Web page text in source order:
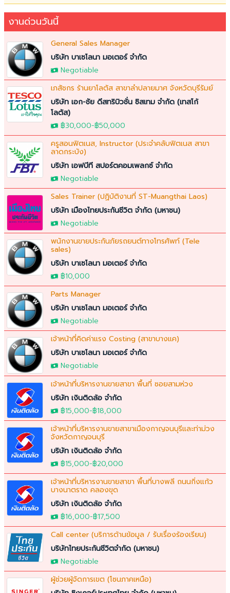
งานด่วนวันนี้
General Sales Manager
บริษัท บาเซโลนา มอเตอร์ จำกัด
Negotiable
เภสัชกร ร้านยาโลตัส สาขาลำปลายมาศ จังหวัดบุรีรัมย์
บริษัท เอก-ชัย ดีสทริบิวชั่น ซิสเทม จำกัด (เทสโก้
โลตัส)
฿30,000-฿50,000
ครูสอนฟิตเนส, Instructor (ประจำคลับฟิตเนส สาขา
ลาดกระบัง)
บริษัท เอฟบีที สปอร์ตคอมเพลกซ์ จำกัด
Negotiable
Sales Trainer (ปฏิบัติงานที่ ST-Muangthai Laos)
บริษัท เมืองไทยประกันชีวิต จำกัด (มหาชน)
Negotiable
พนักงานขายประกันภัยรถยนต์ทางโทรศัพท์ (Tele
sales)
บริษัท บาเซโลนา มอเตอร์ จำกัด
฿10,000
Parts Manager
บริษัท บาเซโลนา มอเตอร์ จำกัด
Negotiable
เจ้าหน้าที่คิดค่าแรง Costing (สาขาบางแค)
บริษัท บาเซโลนา มอเตอร์ จำกัด
Negotiable
เจ้าหน้าที่บริหารงานขายสาขา พื้นที่ ซอยสามห่วง
บริษัท เงินติดล้อ จำกัด
฿15,000-฿18,000
เจ้าหน้าที่บริหารงานขายสาขาเมืองกาญจนบุรีและท่าม่วง
จังหวัดกาญจนบุรี
บริษัท เงินติดล้อ จำกัด
฿15,000-฿20,000
เจ้าหน้าที่บริหารงานขายสาขา พื้นที่บางพลี ถนนกิ่งแก้ว
บางนาตราด คลองขุด
บริษัท เงินติดล้อ จำกัด
฿16,000-฿17,500
Call center (บริการด้านข้อมูล / รับเรื่องร้องเรียน)
บริษัทไทยประกันชีวิตจำกัด (มหาชน)
Negotiable
ผู้ช่วยผู้จัดการเขต (โซนภาคเหนือ)